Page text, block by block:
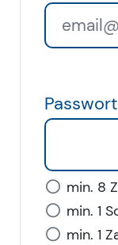
Passwort
min. 8
min. 1
min. 1